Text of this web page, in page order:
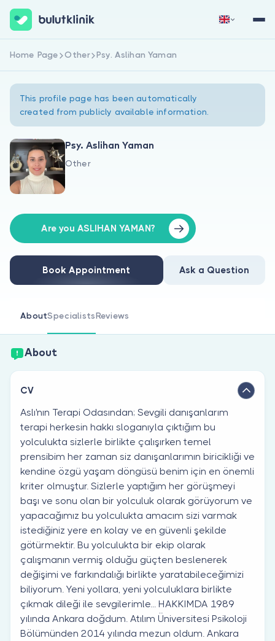
About Us
For Doctors
Are you a doctor?
Sign Up Now
Home Page Other Psy. Aslihan Yaman
This profile page has been automatically
created from publicly available information.
Psy. Aslihan Yaman
Other
Are you ASLIHAN YAMAN?
Book Appointment Ask a Question
AboutSpecialistsReviews
About
CV
Aslı'nın Terapi Odasından; Sevgili danışanlarım
terapi herkesin hakkı sloganıyla çıktığım bu
yolculukta sizlerle birlikte çalışırken temel
prensibim her zaman siz danışanlarımın biricikliği ve
kendine özgü yaşam döngüsü benim için en önemli
kriter olmuştur. Sizlerle yaptığım her görüşmeyi
başı ve sonu olan bir yolculuk olarak görüyorum ve
yapacağımız bu yolculukta amacım sizi varmak
istediğiniz yere en kolay ve en güvenli şekilde
götürmektir. Bu yolculukta bir ekip olarak
çalışmanın vermiş olduğu güçten beslenerek
değişimi ve farkındalığı birlikte yaratabileceğimizi
biliyorum. Yeni yollara, yeni yolculuklara birlikte
çıkmak dileği ile sevgilerimle... HAKKIMDA 1989
yılında Ankara doğdum. Atılım Üniversitesi Psikoloji
Bölümünden 2014 yılında mezun oldum. Ankara